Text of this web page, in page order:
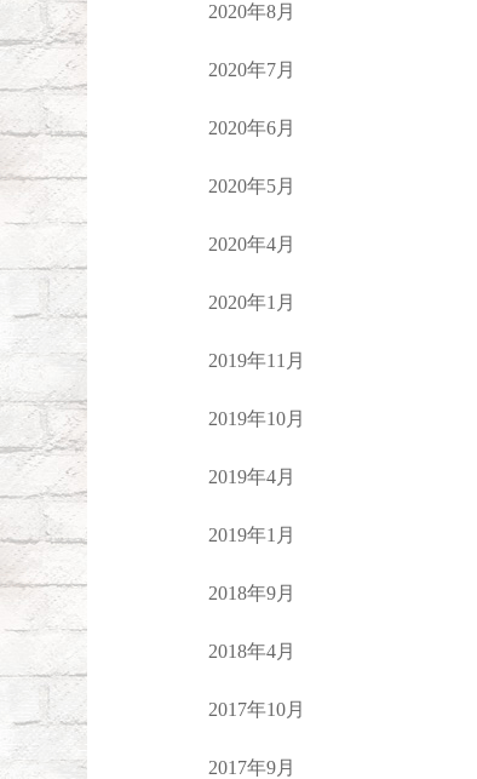
2020年8月
2020年7月
2020年6月
2020年5月
2020年4月
2020年1月
2019年11月
2019年10月
2019年4月
2019年1月
2018年9月
2018年4月
2017年10月
2017年9月